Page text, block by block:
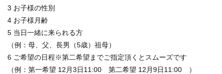
3 お子様の性別
4 お子様月齢
5 当日一緒に来られる方
（例：母、父、長男（5歳）祖母）
6 ご希望の日程※第二希望までご指定頂くとスムーズです
（例：第一希望 12月3日11:00 第二希望 12月9日11:00 ）